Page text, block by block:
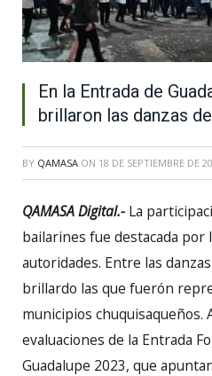
En la Entrada de
brillaron las danzas
BY QAMASA ON 18 DE SEPTIEMBRE DE
QAMASA Digital.- La
bailarines fue destacada por
autoridades. Entre las
brillardo las que fuerón
municipios chuquisaqueños.
evaluaciones de la Entrada
Guadalupe 2023, que